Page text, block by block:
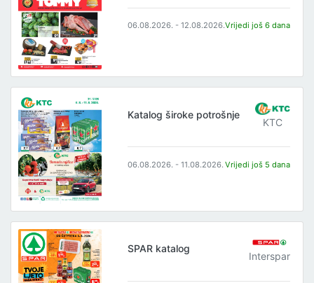
06.08.2026. - 12.08.2026.Vrijedi još 6 dana
Katalog široke potrošnje
KTC
06.08.2026. - 11.08.2026. Vrijedi još 5 dana
SPAR katalog
Interspar